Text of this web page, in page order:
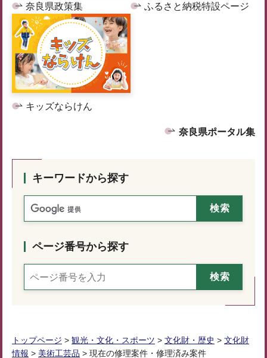
奈良県政策集 ふるさと納税特設ページ
キッズならけん
奈良県ポータル集
キーワードから探す
ページ番号から探す
トップページ > 観光・文化・スポーツ > 文化財・歴史 > 文化財
情報 > 美術工芸品 > 現在の修理案件・修理済み案件